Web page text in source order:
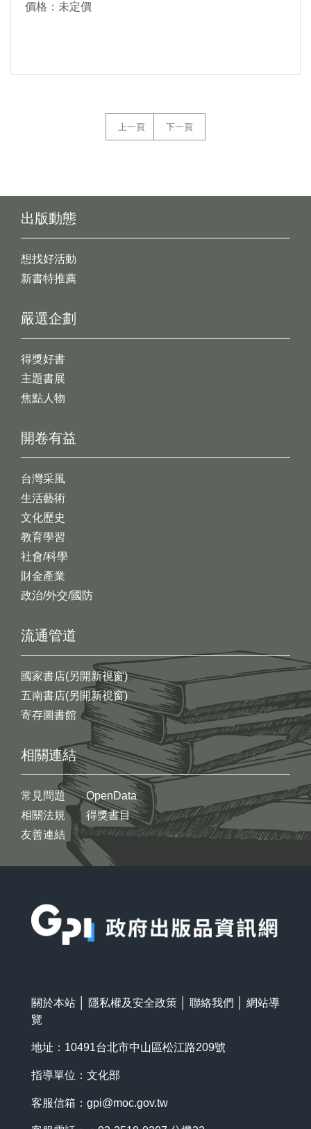
價格：未定價
上一頁 下一頁
出版動態
想找好活動
新書特推薦
開卷有益
台灣采風
生活藝術
文化歷史
教育學習
社會/科學
財金產業
政治/外交/國防
嚴選企劃
得獎好書
主題書展
焦點人物
流通管道
國家書店(另開新視窗)
五南書店(另開新視窗)
寄存圖書館
相關連結
常見問題
相關法規
友善連結
OpenData
得獎書目
關於本站 隱私權及安全政策 聯絡我們
網站導
覽
地址：10491台北市中山區松江路209號
指導單位：文化部
客服信箱： gpi@moc.gov.tw